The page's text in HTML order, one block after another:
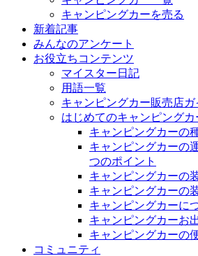
キャンピングカーを売る
新着記事
みんなのアンケート
お役立ちコンテンツ
マイスター日記
用語一覧
キャンピングカー販売店ガ
はじめてのキャンピングカ
キャンピングカーの
キャンピングカーの
つのポイント
キャンピングカーの
キャンピングカーの
キャンピングカーに
キャンピングカーお
キャンピングカーの
コミュニティ